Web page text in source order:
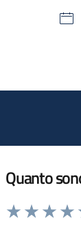
Quanto
Valuta da 1 a 5